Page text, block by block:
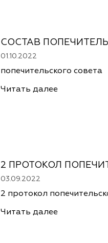
СОСТАВ
01.10.2022
попечительского совета
Читать далее
2 ПРОТОКОЛ
03.09.2022
2 протокол
Читать далее